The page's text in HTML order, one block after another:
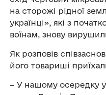
на сторожі рідної
українці», які з
воїнам, знову
Як розповів
його товариші
– У нашому осередку у